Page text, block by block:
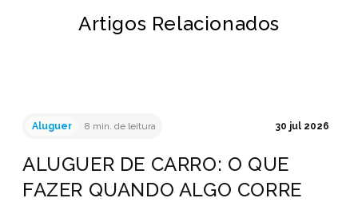
Artigos Relacionados
Aluguer 8 min. de leitura 30 jul 2026
ALUGUER DE CARRO: O QUE
FAZER QUANDO ALGO CORRE